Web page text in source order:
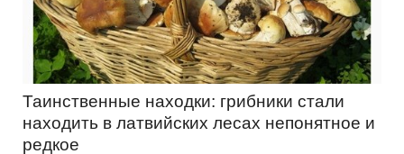
Таинственные находки: грибники стали
находить в латвийских лесах непонятное и
редкое